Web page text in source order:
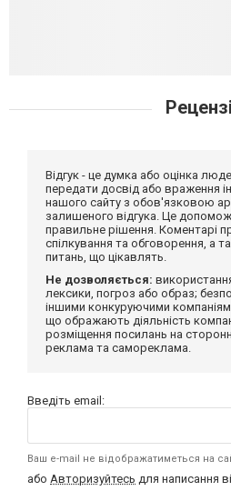
Відгук - це думка або оцінка
передати досвід або враження
нашого сайту з обов'язковою
залишеного відгука. Це
правильне рішення. Коментарі
спілкування та обговорення, а
питань, що цікавлять.
Не дозволяється:
лексики, погроз або образ;
іншими конкуруючими
що ображають діяльність
розміщення посилань на
реклама та самореклама.
Введіть email:
Ваш e-mail не відображатиметься на
або Авторизуйтесь для написання